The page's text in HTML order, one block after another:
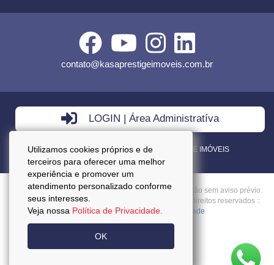
Utilizamos cookies próprios e de
terceiros para oferecer uma melhor
experiência e promover um
atendimento personalizado conforme
seus interesses.
Veja nossa Política de Privacidade.
OK
contato@kasaprestigeimoveis.com.br
LOGIN | Área Administratíva
VENDA - LOCAÇÃO - ADMINISTRAÇÃO DE IMÓVEIS
Preços mencionados neste site estão sujeitos a alteração sem aviso prévio.
Copyright © 2026 - Kasa Prestige Imoveis :: Todos os direitos reservados ::
CRECI: J27037 ::Política da Privacidade